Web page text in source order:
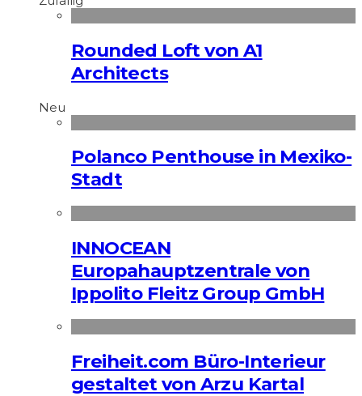
Rounded Loft von A1
Architects
Neu
Polanco Penthouse in Mexiko-
Stadt
INNOCEAN
Europahauptzentrale von
Ippolito Fleitz Group GmbH
Freiheit.com Büro-Interieur
gestaltet von Arzu Kartal